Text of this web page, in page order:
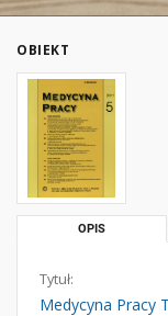
OBIEKT
OPIS
Tytuł:
Medycyna Pracy